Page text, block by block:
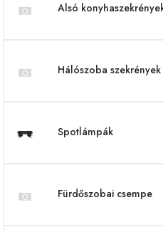
Alsó
Hálószoba szekrények
Spotlámpák
Fürdőszobai csempe